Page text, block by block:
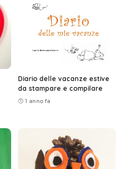
Diario delle vacanze estive
da stampare e compilare
1 anno fa